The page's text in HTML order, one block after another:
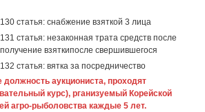
статья: снабжение взяткой 3 лица
статья: незаконная трата средств после
взяткипосле свершившегося
статья: вятка за посредничество
аукциониста, проходят
курс), рганизуемый Корейской
агро-рыболовства каждые 5 лет.